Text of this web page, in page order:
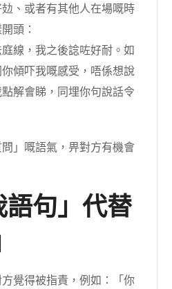
、或者有其他人在場嘅時
頭：
庭線，我之後諗咗好耐。如
傾吓我嘅感受，唔係想說
解會睇，同埋你句說話令
」嘅語氣，畀對方有機會
句」代替
方覺得被指責，例如：「你